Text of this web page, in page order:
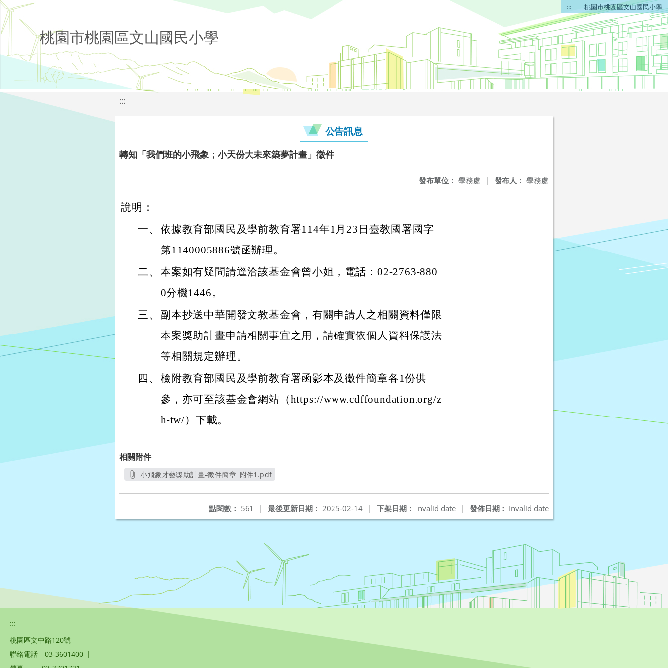
::: 桃園市桃園區文山國民小學
桃園市桃園區文山國民小學
:::
公告訊息
轉知「我們班的小飛象；小天份大未來築夢計畫」徵件
發布人： 學務處
發布單位： 學務處 |
說明：
一、 依據教育部國民及學前教育署114年1月23日臺教國署國字
第1140005886號函辦理。
二、 本案如有疑問請逕洽該基金會曾小姐，電話：02-2763-880
0分機1446。
三、 副本抄送中華開發文教基金會，有關申請人之相關資料僅限
本案獎助計畫申請相關事宜之用，請確實依個人資料保護法
等相關規定辦理。
四、 檢附教育部國民及學前教育署函影本及徵件簡章各1份供
參，亦可至該基金會網站（https://www.cdffoundation.org/z
h-tw/）下載。
相關附件
小飛象才藝獎助計畫-徵件簡章_附件1.pdf
發佈日期： Invalid date
下架日期： Invalid date |
最後更新日期： 2025-02-14 |
點閱數： 561 |
:::
桃園區文中路120號
聯絡電話
03-3601400 |